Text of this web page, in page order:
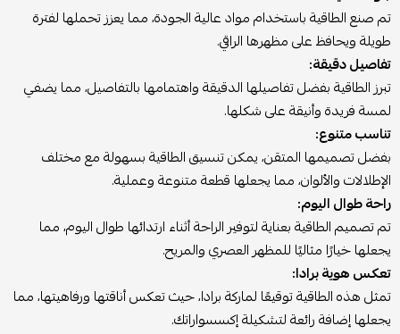
تم صنع الطاقية باستخدام مواد عالية الجودة، مما يعزز تحملها لفترة
طويلة ويحافظ على مظهرها الراقي.
تفاصيل دقيقة:
تبرز الطاقية بفضل تفاصيلها الدقيقة واهتمامها بالتفاصيل، مما يضفي
لمسة فريدة وأنيقة على شكلها.
تناسب متنوع:
بفضل تصميمها المتقن، يمكن تنسيق الطاقية بسهولة مع مختلف
الإطلالات والألوان، مما يجعلها قطعة متنوعة وعملية.
راحة طوال اليوم:
تم تصميم الطاقية بعناية لتوفير الراحة أثناء ارتدائها طوال اليوم، مما
يجعلها خيارًا مثاليًا للمظهر العصري والمريح.
تعكس هوية برادا:
تمثل هذه الطاقية توقيعًا لماركة برادا، حيث تعكس أناقتها ورفاهيتها، مما
يجعلها إضافة رائعة لتشكيلة إكسسواراتك.